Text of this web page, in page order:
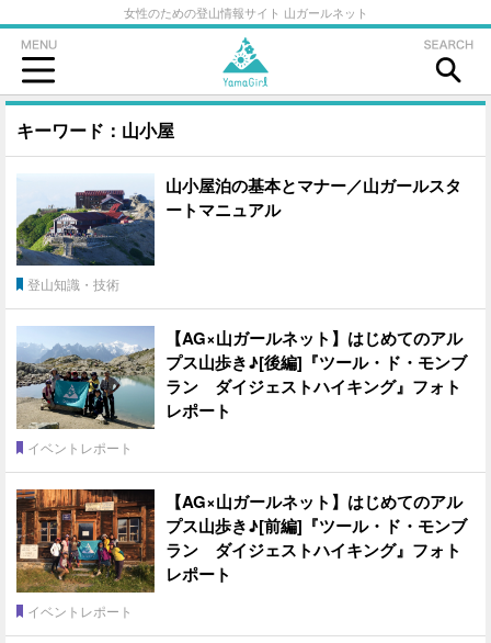
女性のための登山情報サイト 山ガールネット
キーワード：山小屋
山小屋泊の基本とマナー／山ガールスタ
ートマニュアル
登山知識・技術
【AG×山ガールネット】はじめてのアル
プス山歩き♪[後編]『ツール・ド・モンブ
ラン ダイジェストハイキング』フォト
レポート
イベントレポート
【AG×山ガールネット】はじめてのアル
プス山歩き♪[前編]『ツール・ド・モンブ
ラン ダイジェストハイキング』フォト
レポート
イベントレポート